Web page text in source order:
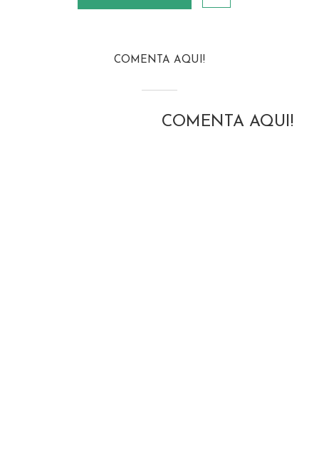
COMENTA AQUI!
COMENTA AQUI!